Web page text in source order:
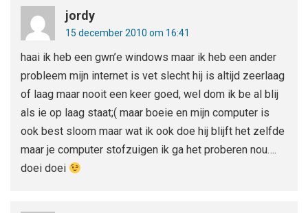
jordy
15 december 2010 om 16:41
haai ik heb een gwn’e windows maar ik heb een ander
probleem mijn internet is vet slecht hij is altijd zeerlaag
of laag maar nooit een keer goed, wel dom ik be al blij
als ie op laag staat;( maar boeie en mijn computer is
ook best sloom maar wat ik ook doe hij blijft het zelfde
maar je computer stofzuigen ik ga het proberen nou….
doei doei